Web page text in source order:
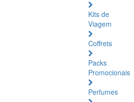
Kits de
Viagem
Coffrets
Packs
Promocionais
Perfumes